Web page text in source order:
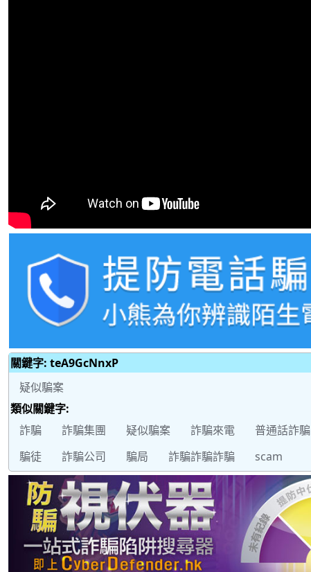
關鍵字: teA9GcNnxP
疑似騙案
類似關鍵字:
詐騙
詐騙集團 疑似騙案 詐騙來電 普通話詐騙
騙徒
詐騙公司 騙局 詐騙詐騙詐騙 scam